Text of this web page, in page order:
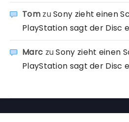
TomzuSony zieht einen
PlayStation sagt der Disc
Marc zuSony zieht einen
PlayStation sagt der Disc